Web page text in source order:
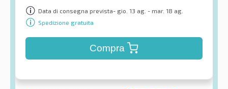
Data di consegna prevista- gio. 13 ag. - mar. 18 ag.
Spedizione gratuita
Compra